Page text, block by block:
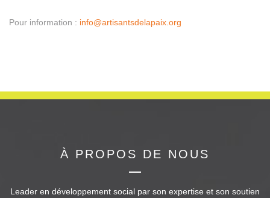
Pour information : info@artisantsdelapaix.org
À PROPOS DE NOUS
Leader en développement social par son expertise et son soutien